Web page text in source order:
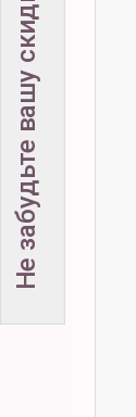
Не забудьте вашу скидку!